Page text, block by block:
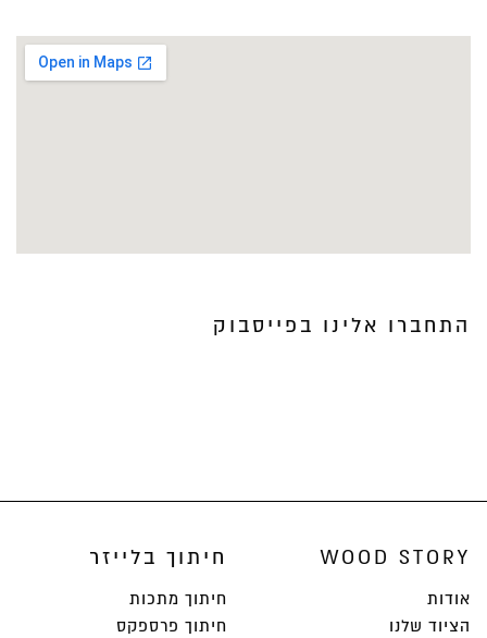
התחברו אלינו בפייסבוק
WOOD STORY
אודות
הציוד שלנו
חיתוך בלייזר
חיתוך מתכות
חיתוך פרספקס